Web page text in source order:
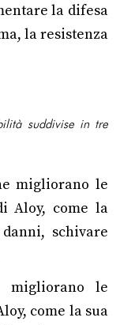
la difesa
la resistenza
suddivise in tre
migliorano le
Aloy, come la
schivare
le
come la sua